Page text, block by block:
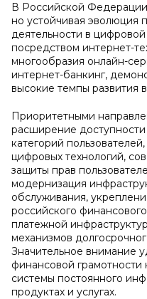
В Российской
но устойчивая эволюция
деятельности в
посредством интернет-
многообразия онлайн-
интернет-банкинг,
высокие темпы развития
Приоритетными
расширение
категорий
цифровых технологий,
защиты прав
модернизация
обслуживания,
российского
платежной
механизмов
Значительное внимание
финансовой
системы постоянного
продуктах и услугах.